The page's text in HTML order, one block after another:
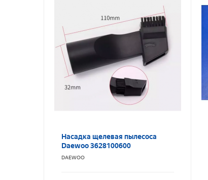
Насадка щелевая пылесоса
Daewoo 3628100600
DAEWOO